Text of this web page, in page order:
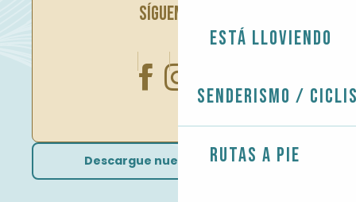
Está lloviendo
Senderismo /
Rutas a pie
SÍGUENOS EN
Descargue nuestros folletos